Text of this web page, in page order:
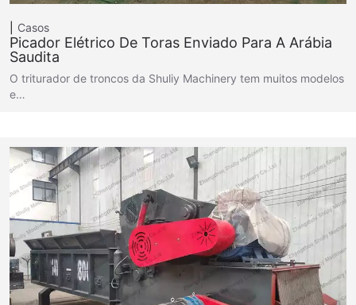
Casos
Picador Elétrico De Toras Enviado Para A Arábia
Saudita
O triturador de troncos da Shuliy Machinery tem muitos modelos
e…